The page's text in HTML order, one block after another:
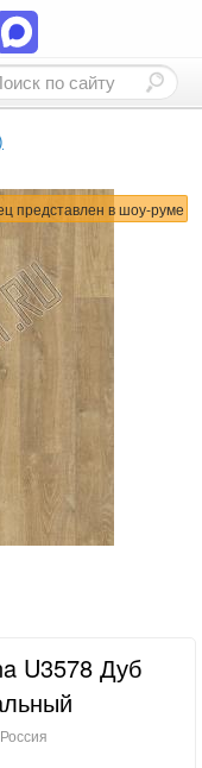
представлен в шоу-руме
U3578 Дуб